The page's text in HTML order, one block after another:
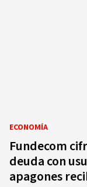
ECONOMÍA
Fundecom
deuda con
apagones